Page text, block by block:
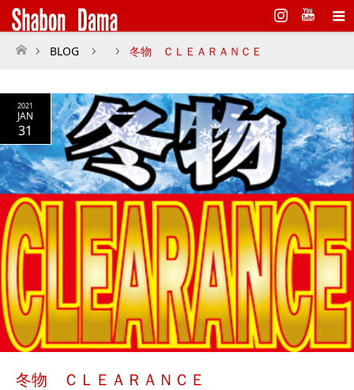
Instagram
ホーム
BLOG 冬物 ＣＬＥＡＲＡＮＣＥ
2021
JAN
31
冬物 ＣＬＥＡＲＡＮＣＥ